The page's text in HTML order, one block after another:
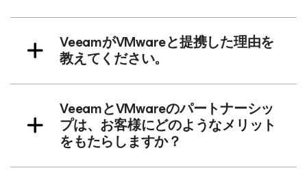
VeeamがVMwareと提携した理由を
教えてください。
VeeamとVMwareのパートナーシッ
プは、お客様にどのようなメリット
をもたらしますか？